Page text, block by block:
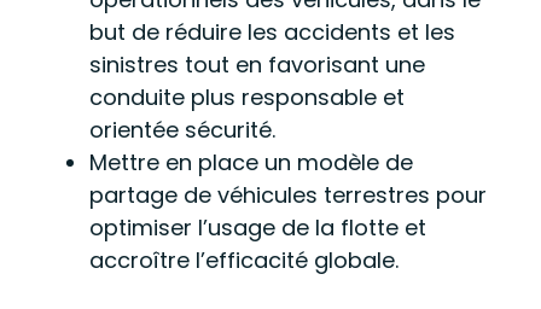
but de réduire les accidents et les
sinistres tout en favorisant une
conduite plus responsable et
orientée sécurité.
Mettre en place un modèle de
partage de véhicules terrestres pour
optimiser l’usage de la flotte et
accroître l’efficacité globale.